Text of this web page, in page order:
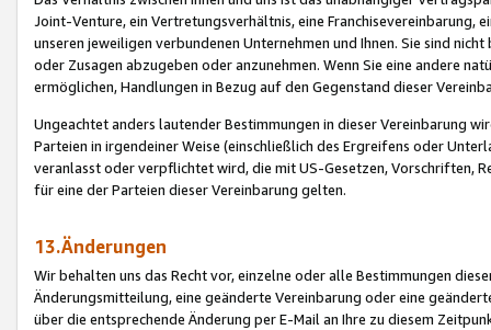
Joint-Venture, ein Vertretungsverhältnis, eine Franchisevereinbarung,
unseren jeweiligen verbundenen Unternehmen und Ihnen. Sie sind
oder Zusagen abzugeben oder anzunehmen. Wenn Sie eine andere
ermöglichen, Handlungen in Bezug auf den Gegenstand dieser
Ungeachtet anders lautender Bestimmungen in dieser Vereinbarung
Parteien in irgendeiner Weise (einschließlich des Ergreifens oder
veranlasst oder verpflichtet wird, die mit US-Gesetzen, Vorschriften,
für eine der Parteien dieser Vereinbarung gelten.
13.Änderungen
Wir behalten uns das Recht vor, einzelne oder alle Bestimmungen
Änderungsmitteilung, eine geänderte Vereinbarung oder eine
über die entsprechende Änderung per E-Mail an Ihre zu diesem